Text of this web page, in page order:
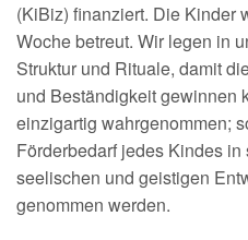
(KiBiz) finanziert. Die Kinder
Woche betreut. Wir legen in
Struktur und Rituale, damit
und Beständigkeit gewinnen
einzigartig wahrgenommen;
Förderbedarf jedes Kindes
seelischen und geistigen
genommen werden.